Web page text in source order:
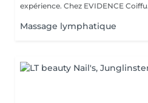
expérience. Chez EVIDENCE
Massage lymphatique